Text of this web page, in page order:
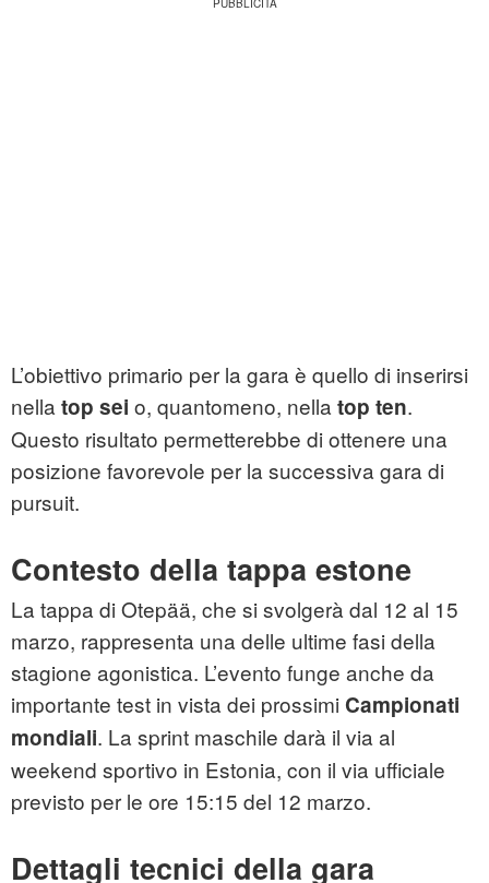
L’obiettivo primario per la gara è quello di inserirsi
nella top sei o, quantomeno, nella top ten.
Questo risultato permetterebbe di ottenere una
posizione favorevole per la successiva gara di
pursuit.
Contesto della tappa estone
La tappa di Otepää, che si svolgerà dal 12 al 15
marzo, rappresenta una delle ultime fasi della
stagione agonistica. L’evento funge anche da
importante test in vista dei prossimi Campionati
mondiali. La sprint maschile darà il via al
weekend sportivo in Estonia, con il via ufficiale
previsto per le ore 15:15 del 12 marzo.
Dettagli tecnici della gara